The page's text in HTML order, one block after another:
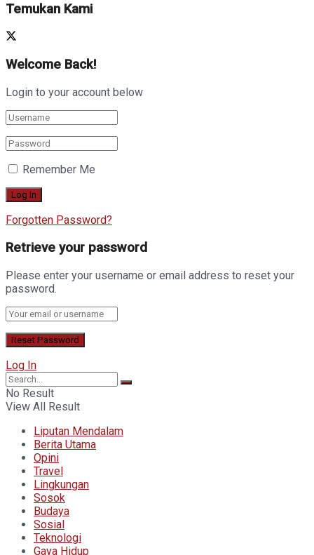
Temukan Kami
Welcome Back!
Login to your account below
Remember Me
Forgotten Password?
Retrieve your password
Please enter your username or email address to reset your
password.
Log In
No Result
View All Result
Liputan Mendalam
Berita Utama
Opini
Travel
Lingkungan
Sosok
Budaya
Sosial
Teknologi
Gaya Hidup